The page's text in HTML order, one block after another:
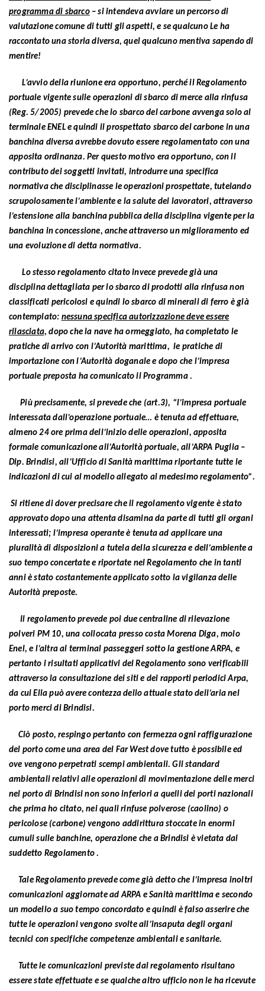
programma di sbarco– si intendeva avviare un percorso di
valutazione comune di tutti gli aspetti, e se qualcuno Le ha
raccontato una storia diversa, quel qualcuno mentiva sapendo di
mentire!
L’avvio della riunione era opportuno, perché il Regolamento
portuale vigente sulle operazioni di sbarco di merce alla rinfusa
(Reg. 5/2005) prevede che lo sbarco del carbone avvenga solo al
terminale ENEL e quindi il prospettato sbarco del carbone in una
banchina diversa avrebbe dovuto essere regolamentato con una
apposita ordinanza. Per questo motivo era opportuno, con il
contributo dei soggetti invitati, introdurre una specifica
normativa che disciplinasse le operazioni prospettate, tutelando
scrupolosamente l’ambiente e la salute dei lavoratori, attraverso
l’estensione alla banchina pubblica della disciplina vigente per la
banchina in concessione, anche attraverso un miglioramento ed
una evoluzione di detta normativa.
Lo stesso regolamento citato invece prevede già una
disciplina dettagliata per lo sbarco di prodotti alla rinfusa non
classificati pericolosi e quindi lo sbarco di minerali di ferro è già
contemplato: nessuna specifica autorizzazione deve essere
rilasciata, dopo che la nave ha ormeggiato, ha completato le
pratiche di arrivo con l’Autorità marittima, le pratiche di
importazione con l’Autorità doganale e dopo che l’impresa
portuale preposta ha comunicato il Programma .
Più precisamente, si prevede che (art.3), “l’impresa portuale
interessata dall’operazione portuale… è tenuta ad effettuare,
almeno 24 ore prima dell’inizio delle operazioni, apposita
formale comunicazione all’Autorità portuale, all’ARPA Puglia –
Dip. Brindisi, all’Ufficio di Sanità marittima riportante tutte le
indicazioni di cui al modello allegato al medesimo regolamento”.
Si ritiene di dover precisare che il regolamento vigente è stato
approvato dopo una attenta disamina da parte di tutti gli organi
interessati; l’impresa operante è tenuta ad applicare una
pluralità di disposizioni a tutela della sicurezza e dell’ambiente a
suo tempo concertate e riportate nel Regolamento che in tanti
anni è stato costantemente applicato sotto la vigilanza delle
Autorità preposte.
Il regolamento prevede poi due centraline di rilevazione
polveri PM 10, una collocata presso costa Morena Diga, molo
Enel, e l’altra al terminal passeggeri sotto la gestione ARPA, e
pertanto i risultati applicativi del Regolamento sono verificabili
attraverso la consultazione dei siti e dei rapporti periodici Arpa,
da cui Ella può avere contezza dello attuale stato dell’aria nel
porto merci di Brindisi.
Ciò posto, respingo pertanto con fermezza ogni raffigurazione
del porto come una area del Far West dove tutto è possibile ed
ove vengono perpetrati scempi ambientali. Gli standard
ambientali relativi alle operazioni di movimentazione delle merci
nel porto di Brindisi non sono inferiori a quelli dei porti nazionali
che prima ho citato, nei quali rinfuse polverose (caolino) o
pericolose (carbone) vengono addirittura stoccate in enormi
cumuli sulle banchine, operazione che a Brindisi è vietata dal
suddetto Regolamento .
Tale Regolamento prevede come già detto che l’impresa inoltri
comunicazioni aggiornate ad ARPA e Sanità marittima e secondo
un modello a suo tempo concordato e quindi è falso asserire che
tutte le operazioni vengono svolte all’insaputa degli organi
tecnici con specifiche competenze ambientali e sanitarie.
Tutte le comunicazioni previste dal regolamento risultano
essere state effettuate e se qualche altro ufficio non le ha ricevute